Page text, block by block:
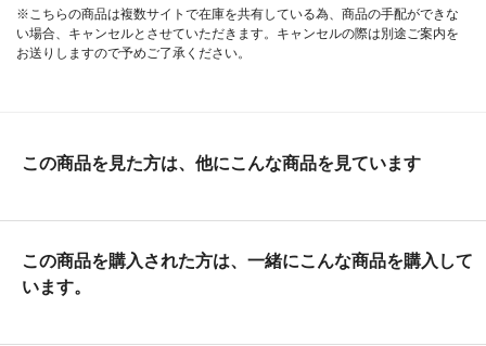
※こちらの商品は複数サイトで在庫を共有している為、商品の手配ができな
い場合、キャンセルとさせていただきます。キャンセルの際は別途ご案内を
お送りしますので予めご了承ください。
この商品を見た方は、他にこんな商品を見ています
この商品を購入された方は、一緒にこんな商品を購入して
います。